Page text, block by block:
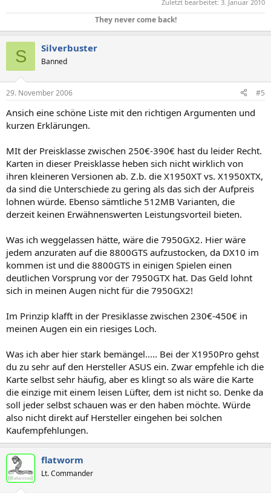
Zuletzt bearbeitet: 3. Januar 2010
They never come back!
S Silverbuster
Banned
29. November 2006 #5
Ansich eine schöne Liste mit den richtigen Argumenten und
kurzen Erklärungen.
MIt der Preisklasse zwischen 250€-390€ hast du leider Recht.
Karten in dieser Preisklasse heben sich nicht wirklich von
ihren kleineren Versionen ab. Z.b. die X1950XT vs. X1950XTX,
da sind die Unterschiede zu gering als das sich der Aufpreis
lohnen würde. Ebenso sämtliche 512MB Varianten, die
derzeit keinen Erwähnenswerten Leistungsvorteil bieten.
Was ich weggelassen hätte, wäre die 7950GX2. Hier wäre
jedem anzuraten auf die 8800GTS aufzustocken, da DX10 im
kommen ist und die 8800GTS in einigen Spielen einen
deutlichen Vorsprung vor der 7950GTX hat. Das Geld lohnt
sich in meinen Augen nicht für die 7950GX2!
Im Prinzip klafft in der Presiklasse zwischen 230€-450€ in
meinen Augen ein ein riesiges Loch.
Was ich aber hier stark bemängel..... Bei der X1950Pro gehst
du zu sehr auf den Hersteller ASUS ein. Zwar empfehle ich die
Karte selbst sehr häufig, aber es klingt so als wäre die Karte
die einzige mit einem leisen Lüfter, dem ist nicht so. Denke da
soll jeder selbst schauen was er den haben möchte. Würde
also nicht direkt auf Hersteller eingehen bei solchen
Kaufempfehlungen.
flatworm
Lt. Commander